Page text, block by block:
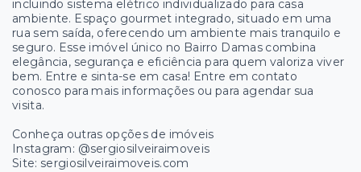
incluindo sistema elétrico individualizado para casa
ambiente. Espaço gourmet integrado, situado em uma
rua sem saída, oferecendo um ambiente mais tranquilo e
seguro. Esse imóvel único no Bairro Damas combina
elegância, segurança e eficiência para quem valoriza viver
bem. Entre e sinta-se em casa! Entre em contato
conosco para mais informações ou para agendar sua
visita.
Conheça outras opções de imóveis
Instagram: @sergiosilveiraimoveis
Site: sergiosilveiraimoveis.com